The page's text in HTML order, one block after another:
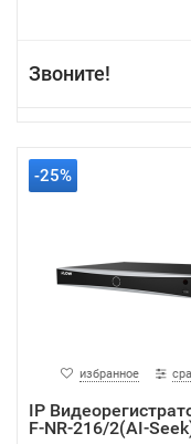
Звоните!
-25%
избранное
IP
F-NR-216/2(AI-